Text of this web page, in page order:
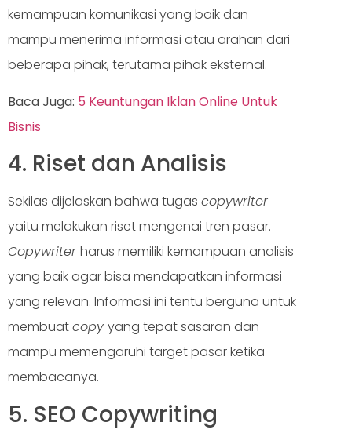
kemampuan komunikasi yang baik dan
mampu menerima informasi atau arahan dari
beberapa pihak, terutama pihak eksternal.
Baca Juga: 5 Keuntungan Iklan Online Untuk
Bisnis
4. Riset dan Analisis
Sekilas dijelaskan bahwa tugas copywriter
yaitu melakukan riset mengenai tren pasar.
Copywriter harus memiliki kemampuan analisis
yang baik agar bisa mendapatkan informasi
yang relevan. Informasi ini tentu berguna untuk
membuatcopy yang tepat sasaran dan
mampu memengaruhi target pasar ketika
membacanya.
5. SEO Copywriting